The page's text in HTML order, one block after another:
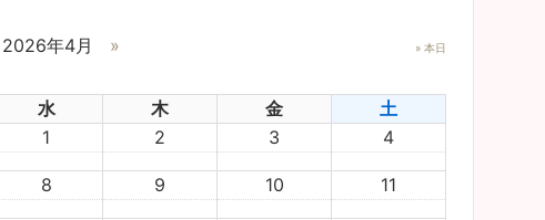
2026年4月 » » 本日
水 木 金
土
1
2 3 4
8 9 10 11